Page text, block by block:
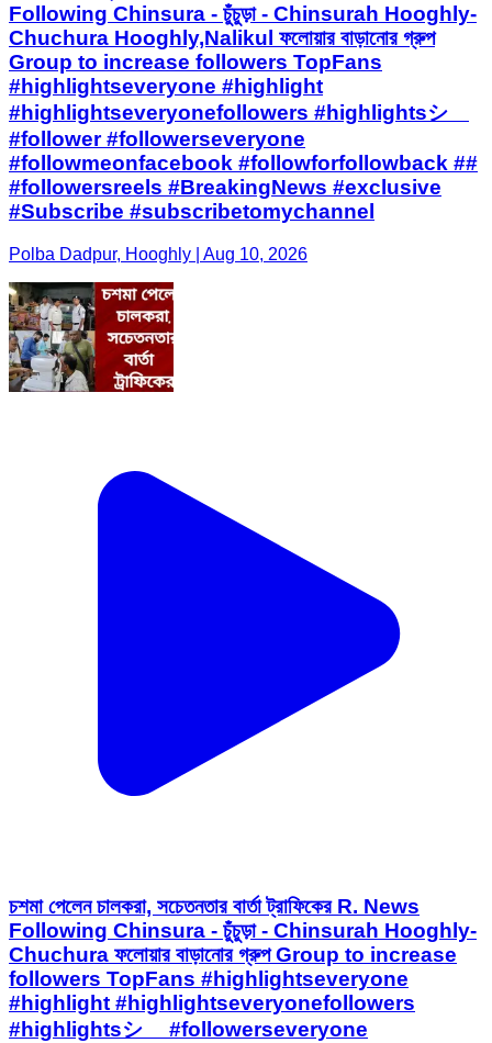
Following Chinsura - চুঁচুড়া - Chinsurah Hooghly-
Chuchura Hooghly,Nalikul ফলোয়ার বাড়ানোর গ্রুপ
Group to increase followers TopFans
#highlightseveryone #highlight
#highlightseveryonefollowers #highlightsシ゚
#follower #followerseveryone
#followmeonfacebook #followforfollowback ##
#followersreels #BreakingNews #exclusive
#Subscribe #subscribetomychannel
Polba Dadpur, Hooghly | Aug 10, 2026
চশমা পেলেন চালকরা, সচেতনতার বার্তা ট্রাফিকের R. News
Following Chinsura - চুঁচুড়া - Chinsurah Hooghly-
Chuchura ফলোয়ার বাড়ানোর গ্রুপ Group to increase
followers TopFans #highlightseveryone
#highlight #highlightseveryonefollowers
#highlightsシ゚ #followerseveryone